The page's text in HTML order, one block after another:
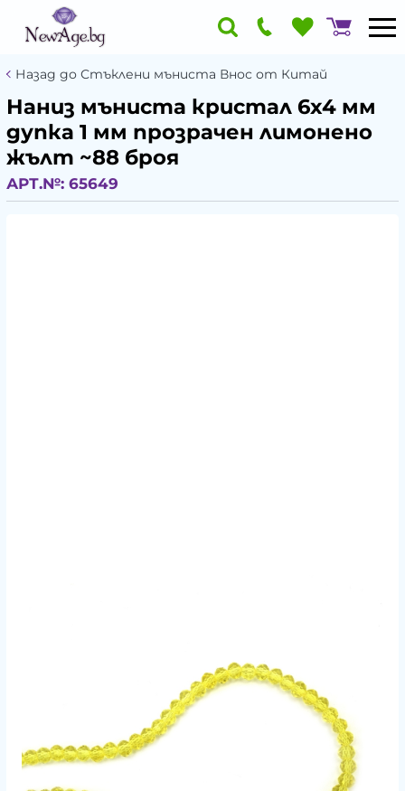
Назад до Стъклени мъниста Внос от Китай
Наниз мъниста кристал 6x4 мм
дупка 1 мм прозрачен лимонено
жълт ~88 броя
АРТ.№: 65649